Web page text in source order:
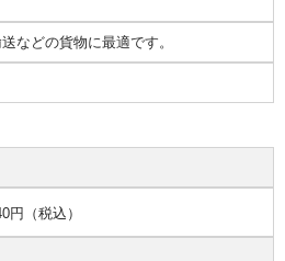
などの貨物に最適です。
円（税込）